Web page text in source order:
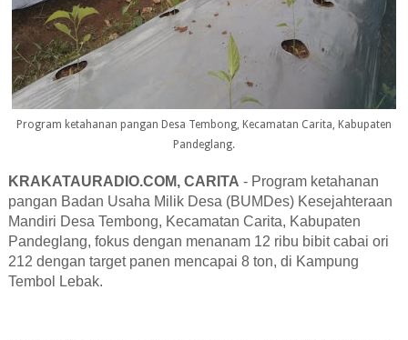
Program ketahanan pangan Desa Tembong, Kecamatan Carita, Kabupaten
Pandeglang.
KRAKATAURADIO.COM, CARITA - Program ketahanan
pangan Badan Usaha Milik Desa (BUMDes) Kesejahteraan
Mandiri Desa Tembong, Kecamatan Carita, Kabupaten
Pandeglang, fokus dengan menanam 12 ribu bibit cabai ori
212 dengan target panen mencapai 8 ton, di Kampung
Tembol Lebak.